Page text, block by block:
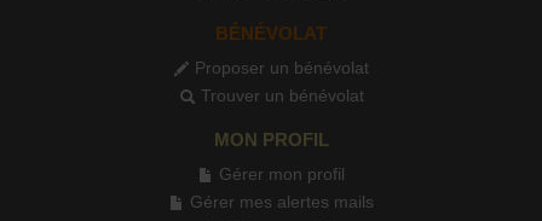
BÉNÉVOLAT
Proposer un bénévolat
Trouver un bénévolat
MON PROFIL
Gérer mon profil
Gérer mes alertes mails